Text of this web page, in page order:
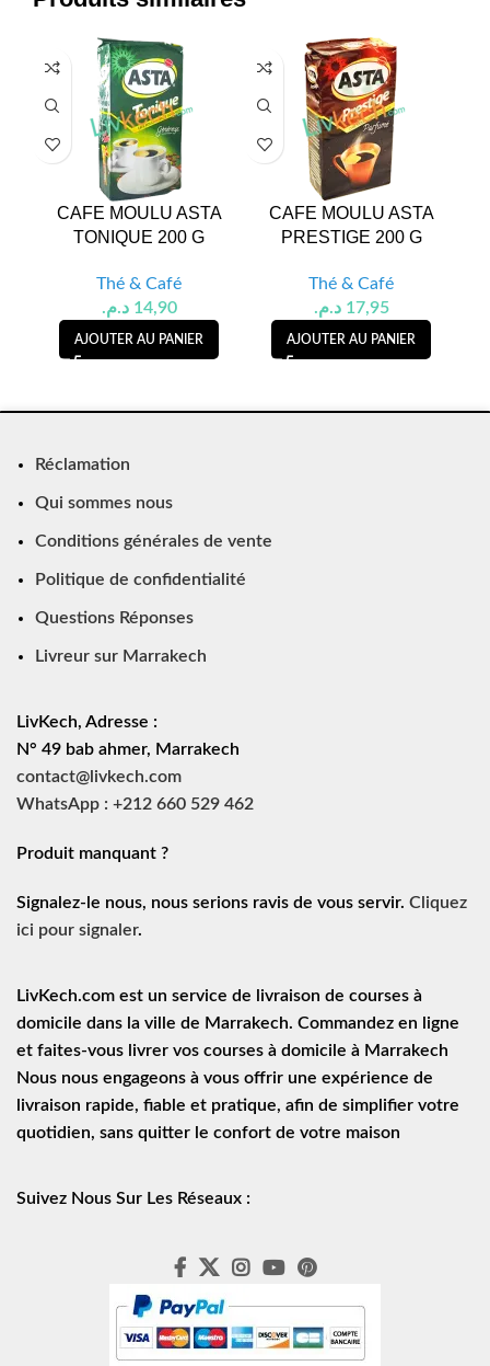
CAFE MOULU ASTA
TONIQUE 200 G
Thé & Café
14,90 د.م.
AJOUTER AU PANIER
CAFE MOULU ASTA
PRESTIGE 200 G
Thé & Café
17,95 د.م.
AJOUTER AU PANIER
Réclamation
Qui sommes nous
Conditions générales de vente
Politique de confidentialité
Questions Réponses
Livreur sur Marrakech
LivKech, Adresse :
N° 49 bab ahmer, Marrakech
contact@livkech.com
WhatsApp : +212 660 529 462
Produit manquant ?
Signalez-le nous, nous serions ravis de vous servir. Cliquez
ici pour signaler.
LivKech.com est un service de
livraison de courses à
domicile dans la ville de Marrakech. Commandez en ligne
et faites-vous livrer vos courses à domicile à Marrakech
Nous nous engageons à vous offrir une expérience de
livraison rapide, fiable et pratique, afin de simplifier votre
quotidien, sans quitter le confort de votre maison
Suivez Nous Sur Les Réseaux :